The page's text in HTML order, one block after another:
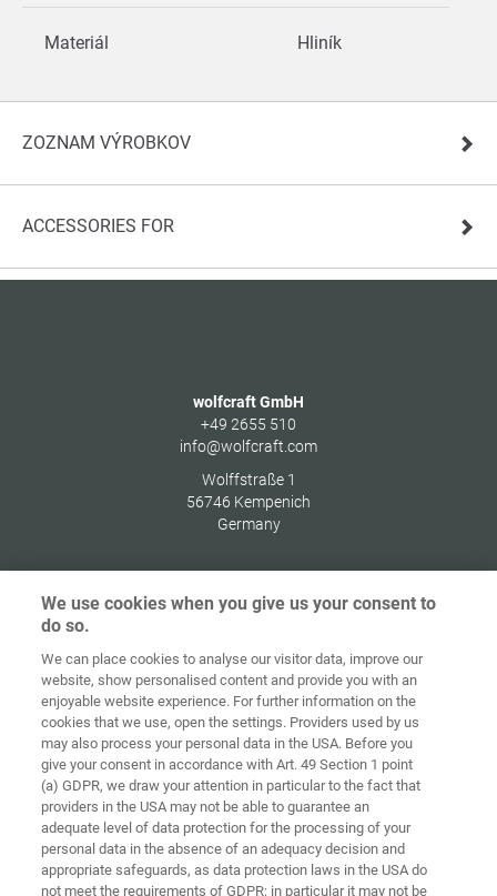
Materiál Hliník
ZOZNAM VÝROBKOV
ACCESSORIES FOR
wolfcraft GmbH
+49 2655 510
info@wolfcraft.com
Wolffstraße 1
56746 Kempenich
Germany
Domov Kontakt Tiráž
osobných
údajov
VOP
Smernice pre
súbory cookie Prihlásiť
Accessibility
Statement
Nastavenia súborov cookie
We use cookies when you give us your consent to
do so.
We can place cookies to analyse our visitor data, improve our
website, show personalised content and provide you with an
enjoyable website experience. For further information on the
cookies that we use, open the settings. Providers used by us
may also process your personal data in the USA. Before you
give your consent in accordance with Art. 49 Section 1 point
(a) GDPR, we draw your attention in particular to the fact that
providers in the USA may not be able to guarantee an
adequate level of data protection for the processing of your
personal data in the absence of an adequacy decision and
appropriate safeguards, as data protection laws in the USA do
not meet the requirements of GDPR; in particular it may not be